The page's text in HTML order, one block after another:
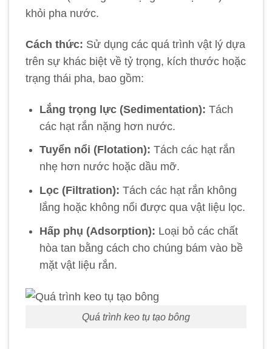
khỏi pha nước.
Cách thức: Sử dụng các quá trình vật lý dựa
trên sự khác biệt về tỷ trọng, kích thước hoặc
trạng thái pha, bao gồm:
Lắng trọng lực (Sedimentation): Tách
các hạt rắn nặng hơn nước.
Tuyển nổi (Flotation): Tách các hạt rắn
nhẹ hơn nước hoặc dầu mỡ.
Lọc (Filtration): Tách các hạt rắn không
lắng hoặc không nổi được qua vật liệu lọc.
Hấp phụ (Adsorption): Loại bỏ các chất
hòa tan bằng cách cho chúng bám vào bề
mặt vật liệu rắn.
Quá trình keo tụ tạo bông